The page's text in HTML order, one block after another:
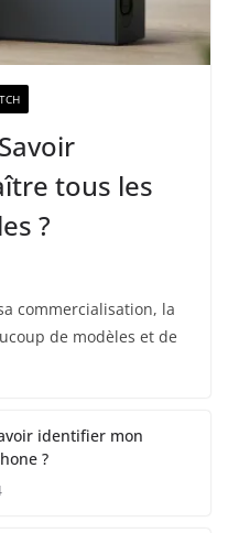
tous les
?
commercialisation, la
de modèles et de
identifier mon
?